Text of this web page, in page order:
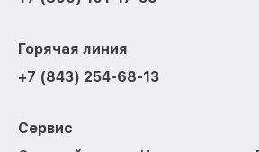
Горячая линия
+7 (843) 254-68-13
Сервис